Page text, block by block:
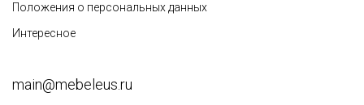
Положения о персональных данных
Интересное
main@mebeleus.ru